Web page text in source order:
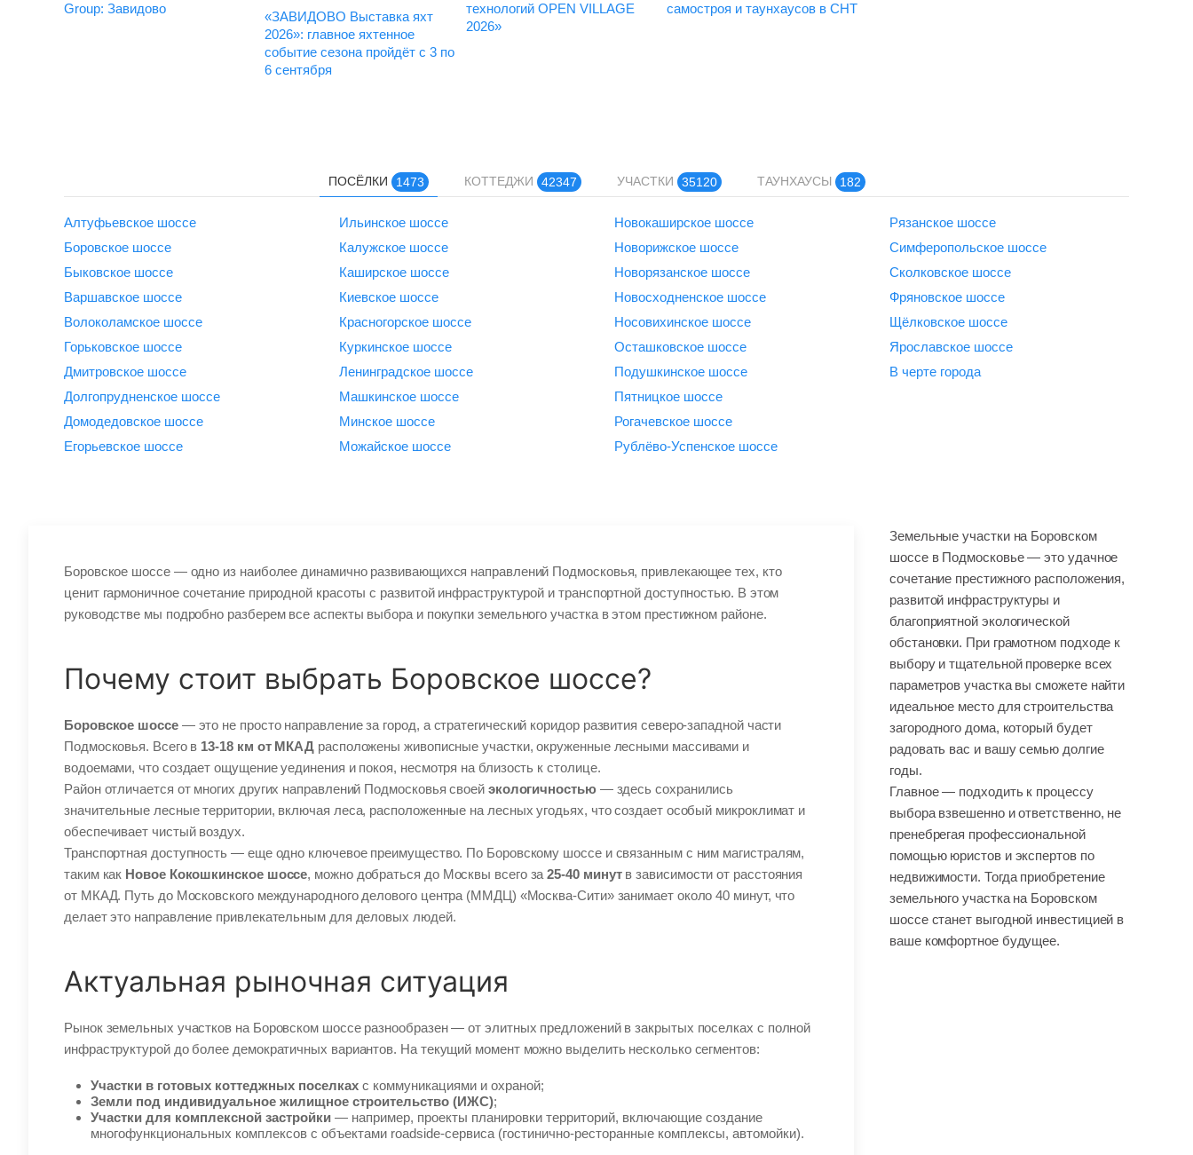
Group: Завидово
«ЗАВИДОВО Выставка яхт
2026»: главное яхтенное
событие сезона пройдёт с 3 по
6 сентября
технологий OPEN VILLAGE
2026»
самостроя и таунхаусов в СНТ
ПОСЁЛКИ 1473 КОТТЕДЖИ 42347 УЧАСТКИ 35120 ТАУНХАУСЫ 182
Алтуфьевское шоссе
Боровское шоссе
Быковское шоссе
Варшавское шоссе
Волоколамское шоссе
Горьковское шоссе
Дмитровское шоссе
Долгопрудненское шоссе
Домодедовское шоссе
Егорьевское шоссе
Ильинское шоссе
Калужское шоссе
Каширское шоссе
Киевское шоссе
Красногорское шоссе
Куркинское шоссе
Ленинградское шоссе
Машкинское шоссе
Минское шоссе
Можайское шоссе
Новокаширское шоссе
Новорижское шоссе
Новорязанское шоссе
Новосходненское шоссе
Носовихинское шоссе
Осташковское шоссе
Подушкинское шоссе
Пятницкое шоссе
Рогачевское шоссе
Рублёво-Успенское шоссе
Рязанское шоссе
Симферопольское шоссе
Сколковское шоссе
Фряновское шоссе
Щёлковское шоссе
Ярославское шоссе
B черте города
Боровское шоссе — одно из наиболее динамично развивающихся направлений Подмосковья, привлекающее тех, кто
ценит гармоничное сочетание природной красоты с развитой инфраструктурой и транспортной доступностью. В этом
руководстве мы подробно разберем все аспекты выбора и покупки земельного участка в этом престижном районе.
Почему стоит выбрать Боровское шоссе?
Боровское шоссе— это не просто направление за город, а стратегический коридор развития северо-западной части
Подмосковья. Всего в 13-18 км от МКАД расположены живописные участки, окруженные лесными массивами и
водоемами, что создает ощущение уединения и покоя, несмотря на близость к столице.
Район отличается от многих других направлений Подмосковья своей экологичностью— здесь сохранились
значительные лесные территории, включая леса, расположенные на лесных угодьях, что создает особый микроклимат и
обеспечивает чистый воздух.
Транспортная доступность — еще одно ключевое преимущество. По Боровскому шоссе и связанным с ним магистралям,
таким как Новое Кокошкинское шоссе, можно добраться до Москвы всего за25-40 минутв зависимости от расстояния
от МКАД. Путь до Московского международного делового центра (ММДЦ) «Москва-Сити» занимает около 40 минут, что
делает это направление привлекательным для деловых людей.
Актуальная рыночная ситуация
Рынок земельных участков на Боровском шоссе разнообразен — от элитных предложений в закрытых поселках с полной
инфраструктурой до более демократичных вариантов. На текущий момент можно выделить несколько сегментов:
Участки в готовых коттеджных поселках с коммуникациями и охраной;
Земли под индивидуальное жилищное строительство (ИЖС);
Участки для комплексной застройки — например, проекты планировки территорий, включающие создание
многофункциональных комплексов с объектами roadside-сервиса (гостинично-ресторанные комплексы, автомойки).
Земельные участки на Боровском
шоссе в Подмосковье — это удачное
сочетание престижного расположения,
развитой инфраструктуры и
благоприятной экологической
обстановки. При грамотном подходе к
выбору и тщательной проверке всех
параметров участка вы сможете найти
идеальное место для строительства
загородного дома, который будет
радовать вас и вашу семью долгие
годы.
Главное — подходить к процессу
выбора взвешенно и ответственно, не
пренебрегая профессиональной
помощью юристов и экспертов по
недвижимости. Тогда приобретение
земельного участка на Боровском
шоссе станет выгодной инвестицией в
ваше комфортное будущее.